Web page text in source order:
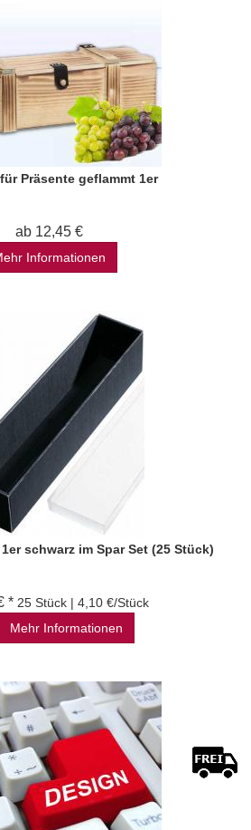
Präsente geflammt 1er
ab 12,45 €
Informationen
schwarz im Spar Set (25 Stück)
* 25 Stück | 4,10 €/Stück
Mehr Informationen